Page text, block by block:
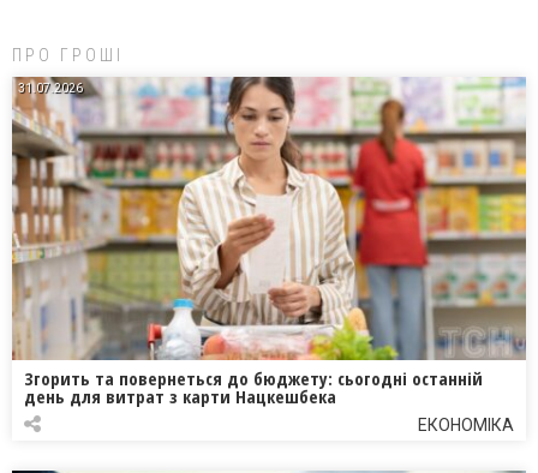
ПРО ГРОШІ
31.07.2026
Згорить та повернеться до бюджету: сьогодні останній
день для витрат з карти Нацкешбека
ЕКОНОМІКА